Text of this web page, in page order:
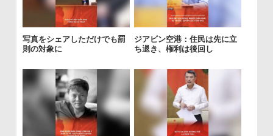
写真をシェアしただけでも罰
則の対象に
ジアビン空港：住民は先に立
ち退き、権利は後回し